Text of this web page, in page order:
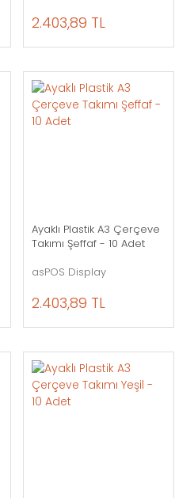
2.403,89 TL
Ayaklı Plastik A3 Çerçeve
Takımı Şeffaf - 10 Adet
asPOS Display
2.403,89 TL